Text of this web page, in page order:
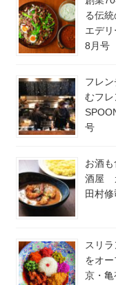
る伝
エデ
8月号
フレ
むフ
号
お酒
酒屋
田村
スリ
をオ
京・